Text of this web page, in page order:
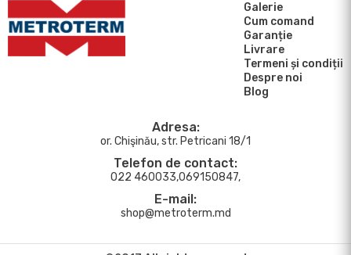
Galerie
Cum comand
Garanție
Livrare
Termeni și condiții
Despre noi
Blog
Adresa:
or. Chişinău, str. Petricani 18/1
Telefon de contact:
022 460033,069150847,
E-mail:
shop@metroterm.md